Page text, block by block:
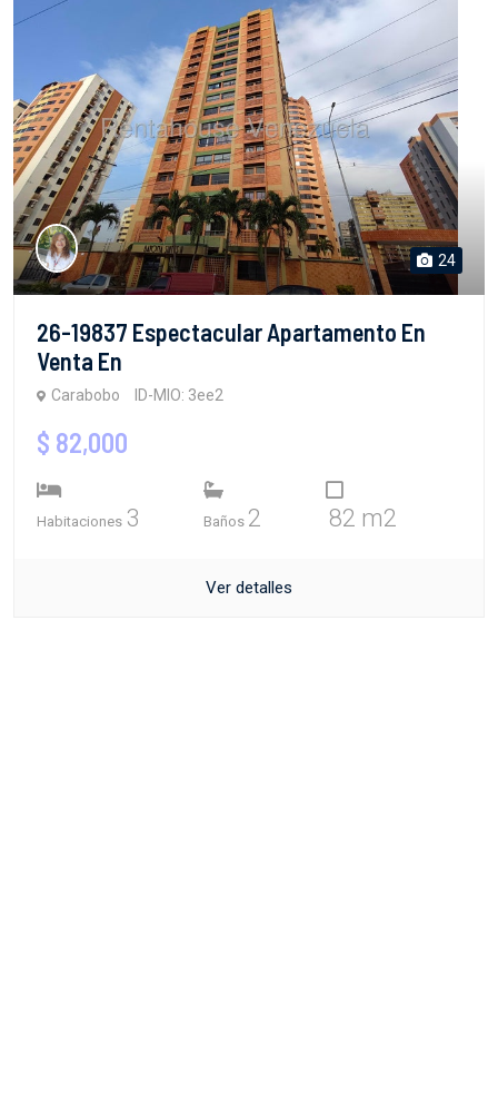
24
26-19837 Espectacular Apartamento En
Venta En
Carabobo ID-MIO: 3ee2
$ 82,000
Habitaciones 3 Baños 2 82 m2
Ver detalles